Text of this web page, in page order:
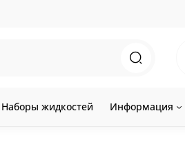
Наборы жидкостей Информация